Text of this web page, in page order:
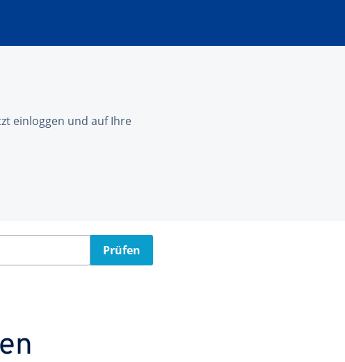
einloggen und auf Ihre
Prüfen